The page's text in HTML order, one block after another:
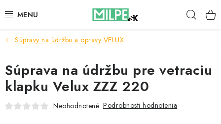
na
STREŠNÉ OKNÁ
PODKROVNÉ SCHODY
DOM A ZÁHRADA
Súpravy na údržbu a opravy VELUX
Súprava na údržbu pre vetraciu
klapku Velux ZZZ 220
Neohodnotené Podrobnosti hodnotenia